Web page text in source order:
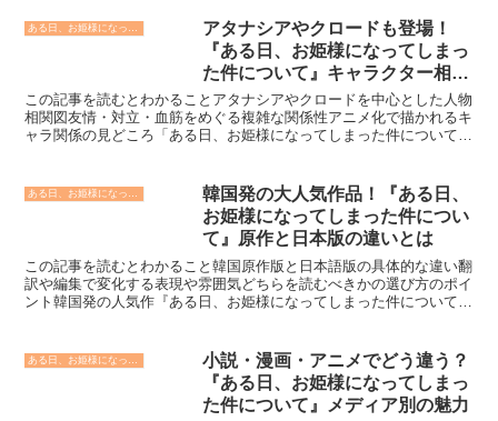
アタナシアやクロードも登場！
『ある日、お姫様になってしまっ
た件について』キャラクター相関
図まとめ
この記事を読むとわかることアタナシアやクロードを中心とした人物
相関図友情・対立・血筋をめぐる複雑な関係性アニメ化で描かれるキ
ャラ関係の見どころ「ある日、お姫様になってしまった件について」
ある日、お姫様になってしまった件について
韓国発の大人気作品！『ある日、
お姫様になってしまった件につい
て』原作と日本版の違いとは
この記事を読むとわかること韓国原作版と日本語版の具体的な違い翻
訳や編集で変化する表現や雰囲気どちらを読むべきかの選び方のポイ
ント韓国発の人気作『ある日、お姫様になってしまった件について』
小説・漫画・アニメでどう違う？
『ある日、お姫様になってしまっ
た件について』メディア別の魅力